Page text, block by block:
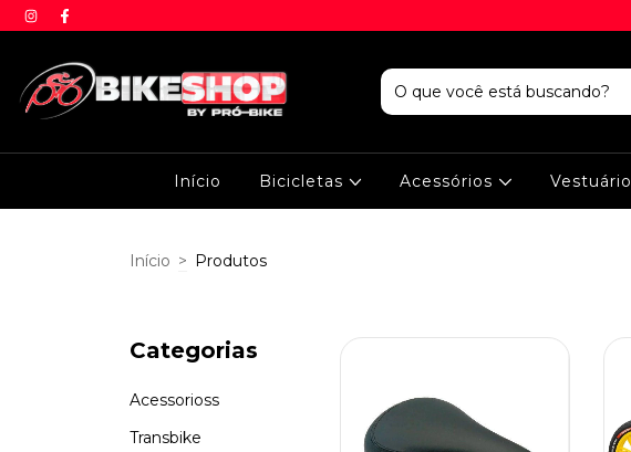
Início Bicicletas Acessórios Vestuário
Início > Produtos
Categorias
Acessorioss
Transbike